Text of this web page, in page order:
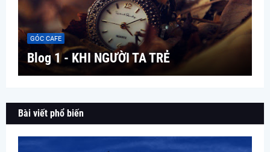
GÓC CAFE
Blog 1 - KHI NGƯỜI TA TRẺ
Bài viết phổ biến